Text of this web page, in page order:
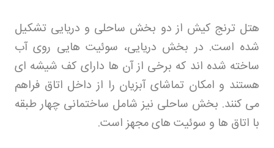
هتل ترنج کیش از دو بخش ساحلی و دریایی تشکیل
شده است. در بخش دریایی، سوئیت هایی روی آب
ساخته شده اند که برخی از آن ها دارای کف شیشه ای
هستند و امکان تماشای آبزیان را از داخل اتاق فراهم
می کنند. بخش ساحلی نیز شامل ساختمانی چهار طبقه
با اتاق ها و سوئیت های مجهز است.